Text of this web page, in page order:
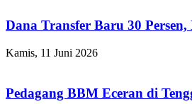
Dana Transfer Baru 30
Kamis, 11 Juni 2026
Pedagang BBM Eceran di